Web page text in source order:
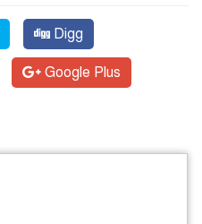
Digg
Google Plus